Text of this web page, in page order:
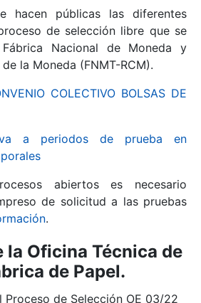
hacen públicas las diferentes
de selección libre que se
Nacional de Moneda y
la Moneda (FNMT-RCM).
COLECTIVO BOLSAS DE
a periodos de prueba en
abiertos es necesario
de solicitud a las pruebas
.
la Oficina Técnica de
de Papel.
Proceso de Selección OE 03/22